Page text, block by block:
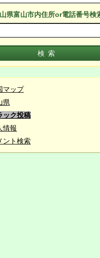
県富山市内住所or電話番号検
マップ
県
ック投稿
情報
ント検索